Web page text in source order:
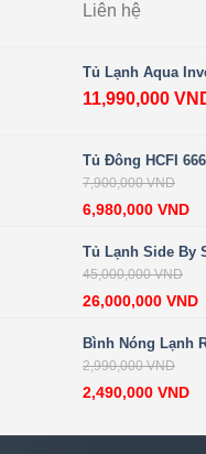
Liên hệ
Tủ Lạnh Aqua
11,990,000
Tủ Đông HCFI
7,900,000VND
6,980,000 VND
Tủ Lạnh Side By
45,000,000VND
26,000,000 VND
Bình Nóng Lạnh
2,990,000VND
2,490,000 VND